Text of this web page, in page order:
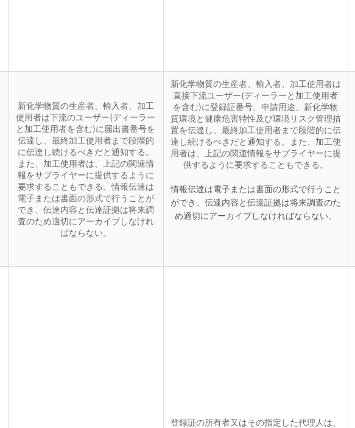
新化学物質の生産者、輸入者、加工
使用者は下流のユーザー(ディーラー
と加工使用者を含む)に届出書番号を
伝達し、最終加工使用者まで段階的
に伝達し続けるべきだと通知する。
また、加工使用者は、上記の関連情
報をサプライヤーに提供するように
要求することもできる。情報伝達は
電子または書面の形式で行うことが
でき、伝達内容と伝達証拠は将来調
査のため適切にアーカイブしなけれ
ばならない。
新化学物質の生産者、輸入者、加工使用者は
直接下流ユーザー(ディーラーと加工使用者
を含む)に登録証番号、申請用途、新化学物
質環境と健康危害特性及び環境リスク管理措
置を伝達し、最終加工使用者まで段階的に伝
達し続けるべきだと通知する。また、加工使
用者は、上記の関連情報をサプライヤーに提
供するように要求することもできる。
情報伝達は電子または書面の形式で行うこと
ができ、伝達内容と伝達証拠は将来調査のた
め適切にアーカイブしなければならない。
登録証の所有者又はその指定した代理人は、